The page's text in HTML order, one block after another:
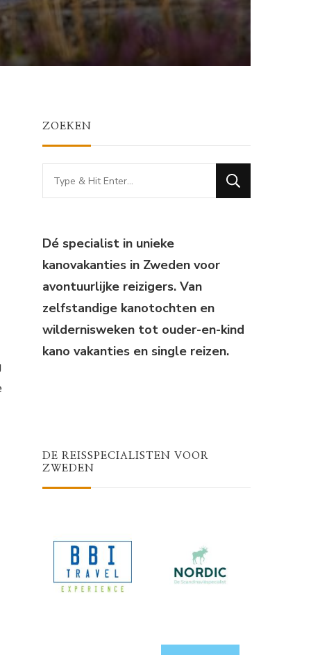
ZOEKEN
Looking
for
Dé specialist in unieke
kanovakanties in Zweden voor
avontuurlijke reizigers. Van
zelfstandige kanotochten en
wildernisweken tot ouder-en-kind
kano vakanties en single reizen.
DE REISSPECIALISTEN VOOR
ZWEDEN